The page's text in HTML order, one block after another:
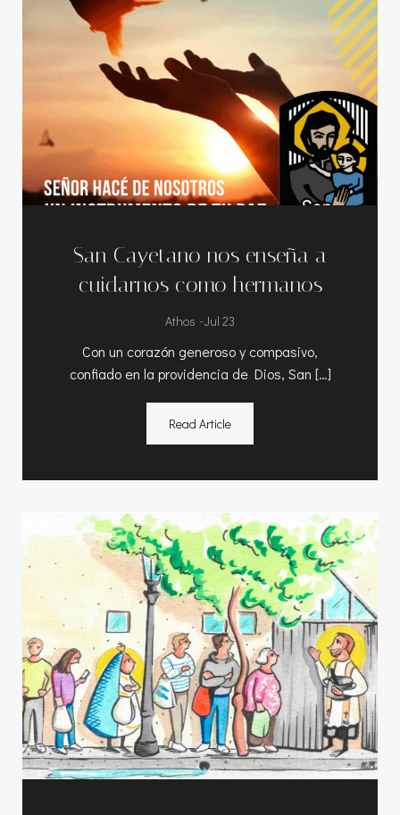
San Cayetano nos enseña a
cuidarnos como hermanos
Athos -Jul 23
Con un corazón generoso y compasivo,
confiado en la providencia de Dios, San […]
Read Article